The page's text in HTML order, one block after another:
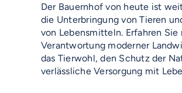
Der Bauernhof von heute ist
die Unterbringung von Tieren
von Lebensmitteln. Erfahren Sie
Verantwortung moderner
das Tierwohl, den Schutz der
verlässliche Versorgung mit